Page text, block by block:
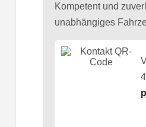
Kompetent und
unabhängiges